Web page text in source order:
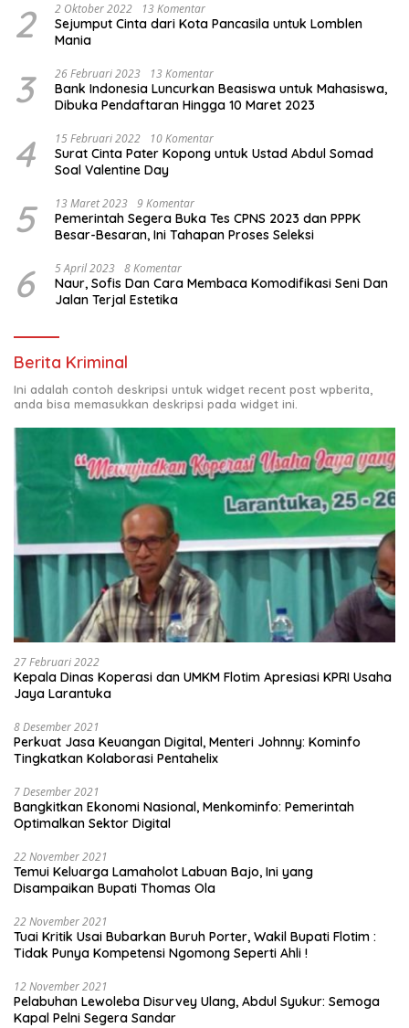
2 2 Oktober 2022 13 Komentar
Sejumput Cinta dari Kota Pancasila untuk Lomblen
Mania
3 26 Februari 2023 13 Komentar
Bank Indonesia Luncurkan Beasiswa untuk Mahasiswa,
Dibuka Pendaftaran Hingga 10 Maret 2023
4 15 Februari 2022 10 Komentar
Surat Cinta Pater Kopong untuk Ustad Abdul Somad
Soal Valentine Day
5 13 Maret 2023 9 Komentar
Pemerintah Segera Buka Tes CPNS 2023 dan PPPK
Besar-Besaran, Ini Tahapan Proses Seleksi
6 5 April 2023 8 Komentar
Naur, Sofis Dan Cara Membaca Komodifikasi Seni Dan
Jalan Terjal Estetika
Berita Kriminal
Ini adalah contoh deskripsi untuk widget recent post wpberita,
anda bisa memasukkan deskripsi pada widget ini.
27 Februari 2022
Kepala Dinas Koperasi dan UMKM Flotim Apresiasi KPRI Usaha
Jaya Larantuka
8 Desember 2021
Perkuat Jasa Keuangan Digital, Menteri Johnny: Kominfo
Tingkatkan Kolaborasi Pentahelix
7 Desember 2021
Bangkitkan Ekonomi Nasional, Menkominfo: Pemerintah
Optimalkan Sektor Digital
22 November 2021
Temui Keluarga Lamaholot Labuan Bajo, Ini yang
Disampaikan Bupati Thomas Ola
22 November 2021
Tuai Kritik Usai Bubarkan Buruh Porter, Wakil Bupati Flotim :
Tidak Punya Kompetensi Ngomong Seperti Ahli !
12 November 2021
Pelabuhan Lewoleba Disurvey Ulang, Abdul Syukur: Semoga
Kapal Pelni Segera Sandar